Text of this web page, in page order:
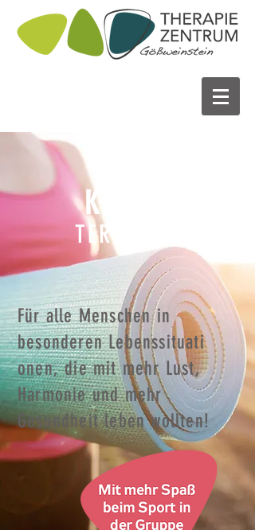
KURS
TERMINE
Für alle Menschen in
besonderen Lebenssituati
onen, die mit mehr Lust,
Harmonie und mehr
Gesundheit leben wollten!